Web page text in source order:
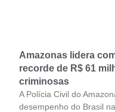
Amazonas lidera
recorde de R$ 61
criminosas
A Polícia Civil do
desempenho do Brasil